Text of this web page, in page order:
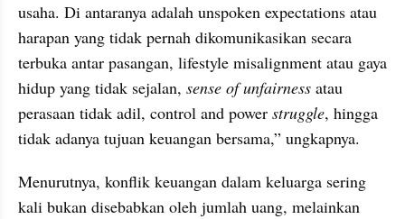
usaha. Di antaranya adalah unspoken expectations atau
harapan yang tidak pernah dikomunikasikan secara
terbuka antar pasangan, lifestyle misalignment atau gaya
hidup yang tidak sejalan, sense of unfairness atau
perasaan tidak adil, control and power struggle, hingga
tidak adanya tujuan keuangan bersama,” ungkapnya.
Menurutnya, konflik keuangan dalam keluarga sering
kali bukan disebabkan oleh jumlah uang, melainkan